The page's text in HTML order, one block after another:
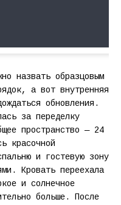
назвать образцовым
а вот внутренняя
обновления.
за переделку
пространство — 24
красочной
и гостевую зону
Кровать переехала
и солнечное
больше. После